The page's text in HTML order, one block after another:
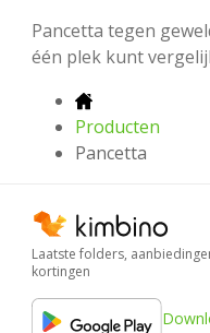
Pancetta tegen
één plek kunt
Producten
Pancetta
Laatste folders,
kortingen